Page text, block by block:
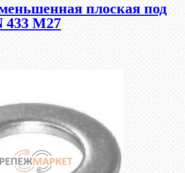
плоская под
433 М27